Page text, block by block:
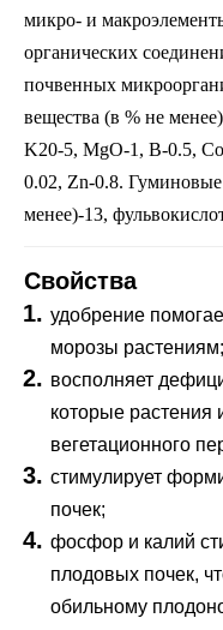
микро- и
органических
почвенных
вещества (в % не
K20-5, MgO-1, B-0.5,
0.02, Zn-0.8.
менее)-13,
Свойства
удобрение
морозы растениям;
восполняет
которые растения
вегетационного
стимулирует
почек;
фосфор и калий
плодовых почек,
обильному